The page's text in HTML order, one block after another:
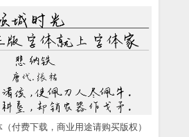
付费下载，商业用途请购买版权）